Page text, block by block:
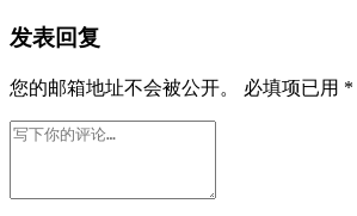
发表回复
您的邮箱地址不会被公开。 必填项已用 *